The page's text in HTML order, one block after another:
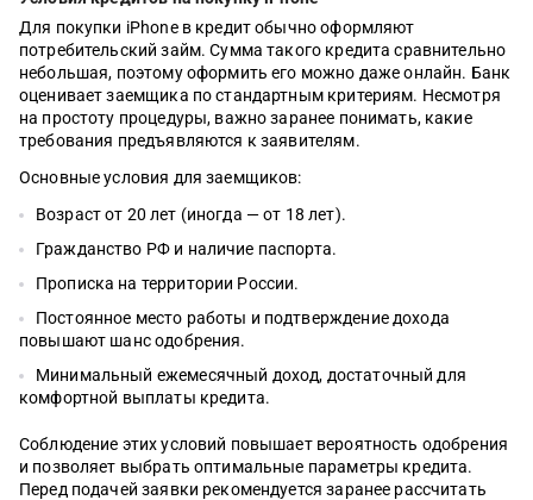
Для покупки iPhone в кредит обычно оформляют
потребительский займ. Сумма такого кредита сравнительно
небольшая, поэтому оформить его можно даже онлайн. Банк
оценивает заемщика по стандартным критериям. Несмотря
на простоту процедуры, важно заранее понимать, какие
требования предъявляются к заявителям.
Основные условия для заемщиков:
Возраст от 20 лет (иногда — от 18 лет).
Гражданство РФ и наличие паспорта.
Прописка на территории России.
Постоянное место работы и подтверждение дохода
повышают шанс одобрения.
Минимальный ежемесячный доход, достаточный для
комфортной выплаты кредита.
Соблюдение этих условий повышает вероятность одобрения
и позволяет выбрать оптимальные параметры кредита.
Перед подачей заявки рекомендуется заранее рассчитать